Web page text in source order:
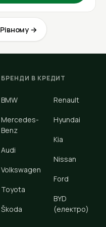
→
БРЕНДИ В КРЕДИТ
BMW
Mercedes-
Benz
Audi
Volkswagen
Toyota
Škoda
Renault
Hyundai
Kia
Nissan
Ford
BYD
(електро)